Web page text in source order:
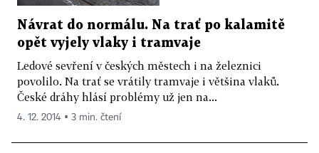
Návrat do normálu. Na trať po kalamitě
opět vyjely vlaky i tramvaje
Ledové sevření v českých městech i na železnici
povolilo. Na trať se vrátily tramvaje i většina vlaků.
České dráhy hlásí problémy už jen na...
4. 12. 2014 ▪ 3 min. čtení